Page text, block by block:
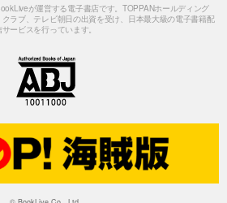
が運営する電子書店です。TOPPANホールディング
ラブ、テレビ朝日の出資を受け、日本最大級の電子書籍配
サービスを行っています。